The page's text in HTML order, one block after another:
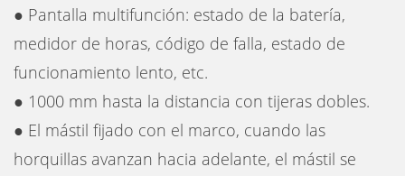
● Pantalla multifunción: estado de la batería,
medidor de horas, código de falla, estado de
funcionamiento lento, etc.
● 1000 mm hasta la distancia con tijeras dobles.
● El mástil fijado con el marco, cuando las
horquillas avanzan hacia adelante, el mástil se